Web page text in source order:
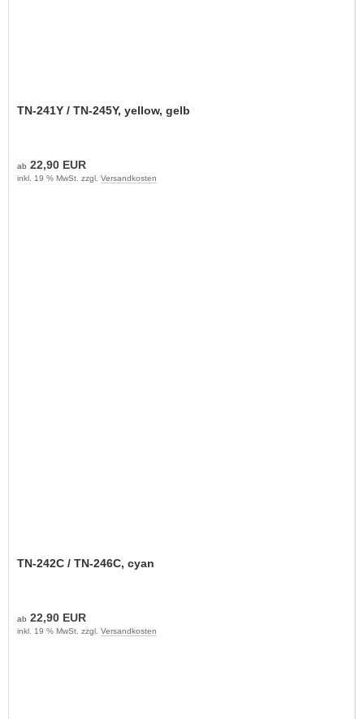
TN-241Y / TN-245Y, yellow, gelb
ab 22,90 EUR
inkl. 19 % MwSt. zzgl. Versandkosten
TN-242C / TN-246C, cyan
ab 22,90 EUR
inkl. 19 % MwSt. zzgl. Versandkosten